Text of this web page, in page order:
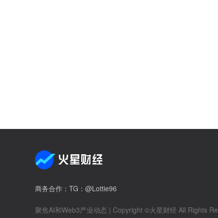
商务合作 ：TG：@Lottie96
聚焦AI和Web3产业动态 | Copyright ©火星财经 All Rights